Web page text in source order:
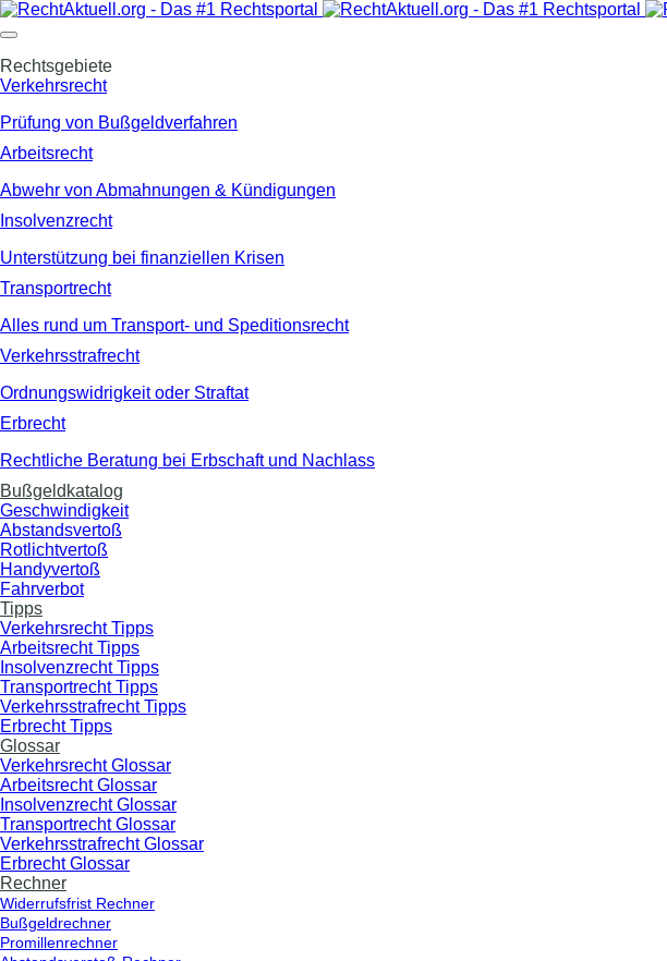
Rechtsgebiete
Verkehrsrecht
Prüfung von Bußgeldverfahren
Arbeitsrecht
Abwehr von Abmahnungen & Kündigungen
Insolvenzrecht
Unterstützung bei finanziellen Krisen
Transportrecht
Alles rund um Transport- und Speditionsrecht
Verkehrsstrafrecht
Ordnungswidrigkeit oder Straftat
Erbrecht
Rechtliche Beratung bei Erbschaft und Nachlass
Bußgeldkatalog
Geschwindigkeit
Abstandsvertoß
Rotlichtvertoß
Handyvertoß
Fahrverbot
Tipps
Verkehrsrecht Tipps
Arbeitsrecht Tipps
Insolvenzrecht Tipps
Transportrecht Tipps
Verkehrsstrafrecht Tipps
Erbrecht Tipps
Glossar
Verkehrsrecht Glossar
Arbeitsrecht Glossar
Insolvenzrecht Glossar
Transportrecht Glossar
Verkehrsstrafrecht Glossar
Erbrecht Glossar
Rechner
Widerrufsfrist Rechner
Bußgeldrechner
Promillenrechner